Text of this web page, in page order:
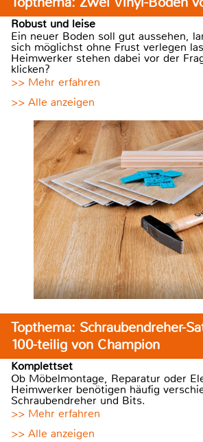
Robust und leise
Ein neuer Boden soll gut aussehen,
sich möglichst ohne Frust verlegen
Heimwerker stehen dabei vor der
klicken?
>> Mehr erfahren
>> Alle anzeigen
Topthema: Schraubendreher-
100-teilig von Champion
Komplettset
Ob Möbelmontage, Reparatur oder
Heimwerker benötigen häufig
Schraubendreher und Bits.
>> Mehr erfahren
>> Alle anzeigen